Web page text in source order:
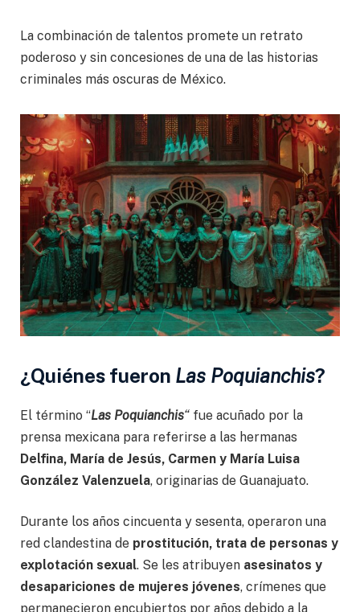
La combinación de talentos promete un retrato
poderoso y sin concesiones de una de las historias
criminales más oscuras de México.
¿Quiénes fueron Las Poquianchis?
El término “Las Poquianchis“ fue acuñado por la
prensa mexicana para referirse a las hermanas
Delfina, María de Jesús, Carmen y María Luisa
González Valenzuela, originarias de Guanajuato.
Durante los años cincuenta y sesenta, operaron una
red clandestina de prostitución, trata de personas y
explotación sexual. Se les atribuyen asesinatos y
desapariciones de mujeres jóvenes, crímenes que
permanecieron encubiertos por años debido a la